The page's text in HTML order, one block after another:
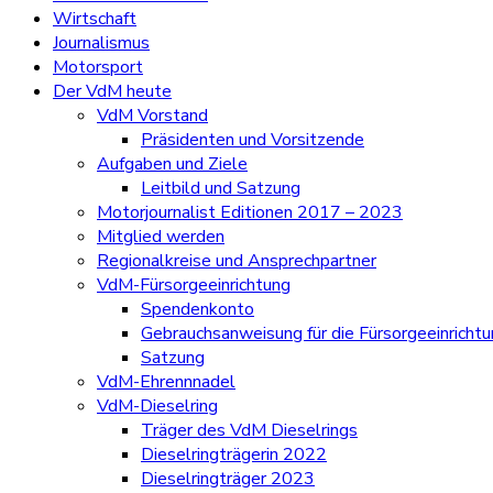
Wirtschaft
Journalismus
Motorsport
Der VdM heute
VdM Vorstand
Präsidenten und Vorsitzende
Aufgaben und Ziele
Leitbild und Satzung
Motorjournalist Editionen 2017 – 2023
Mitglied werden
Regionalkreise und Ansprechpartner
VdM-Fürsorgeeinrichtung
Spendenkonto
Gebrauchsanweisung für die
Satzung
VdM-Ehrennnadel
VdM-Dieselring
Träger des VdM Dieselrings
Dieselringträgerin 2022
Dieselringträger 2023